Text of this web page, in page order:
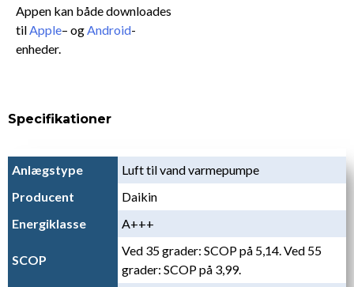
Appen kan både downloades
tilApple– ogAndroid-
enheder.
Specifikationer
Anlægstype
Luft til vand varmepumpe
Producent
Daikin
Energiklasse
A+++
SCOP
Ved 35 grader: SCOP på 5,14. Ved 55
grader: SCOP på 3,99.